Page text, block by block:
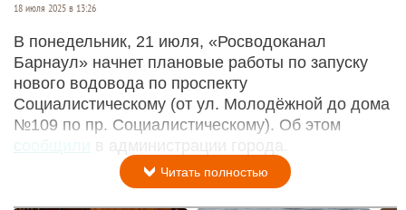
18 июля 2025 в 13:26
В понедельник, 21 июля, «Росводоканал
Барнаул» начнет плановые работы по запуску
нового водовода по проспекту
Социалистическому (от ул. Молодёжной до дома
№109 по пр. Социалистическому). Об этом
сообщили
в администрации города.
Читать полностью